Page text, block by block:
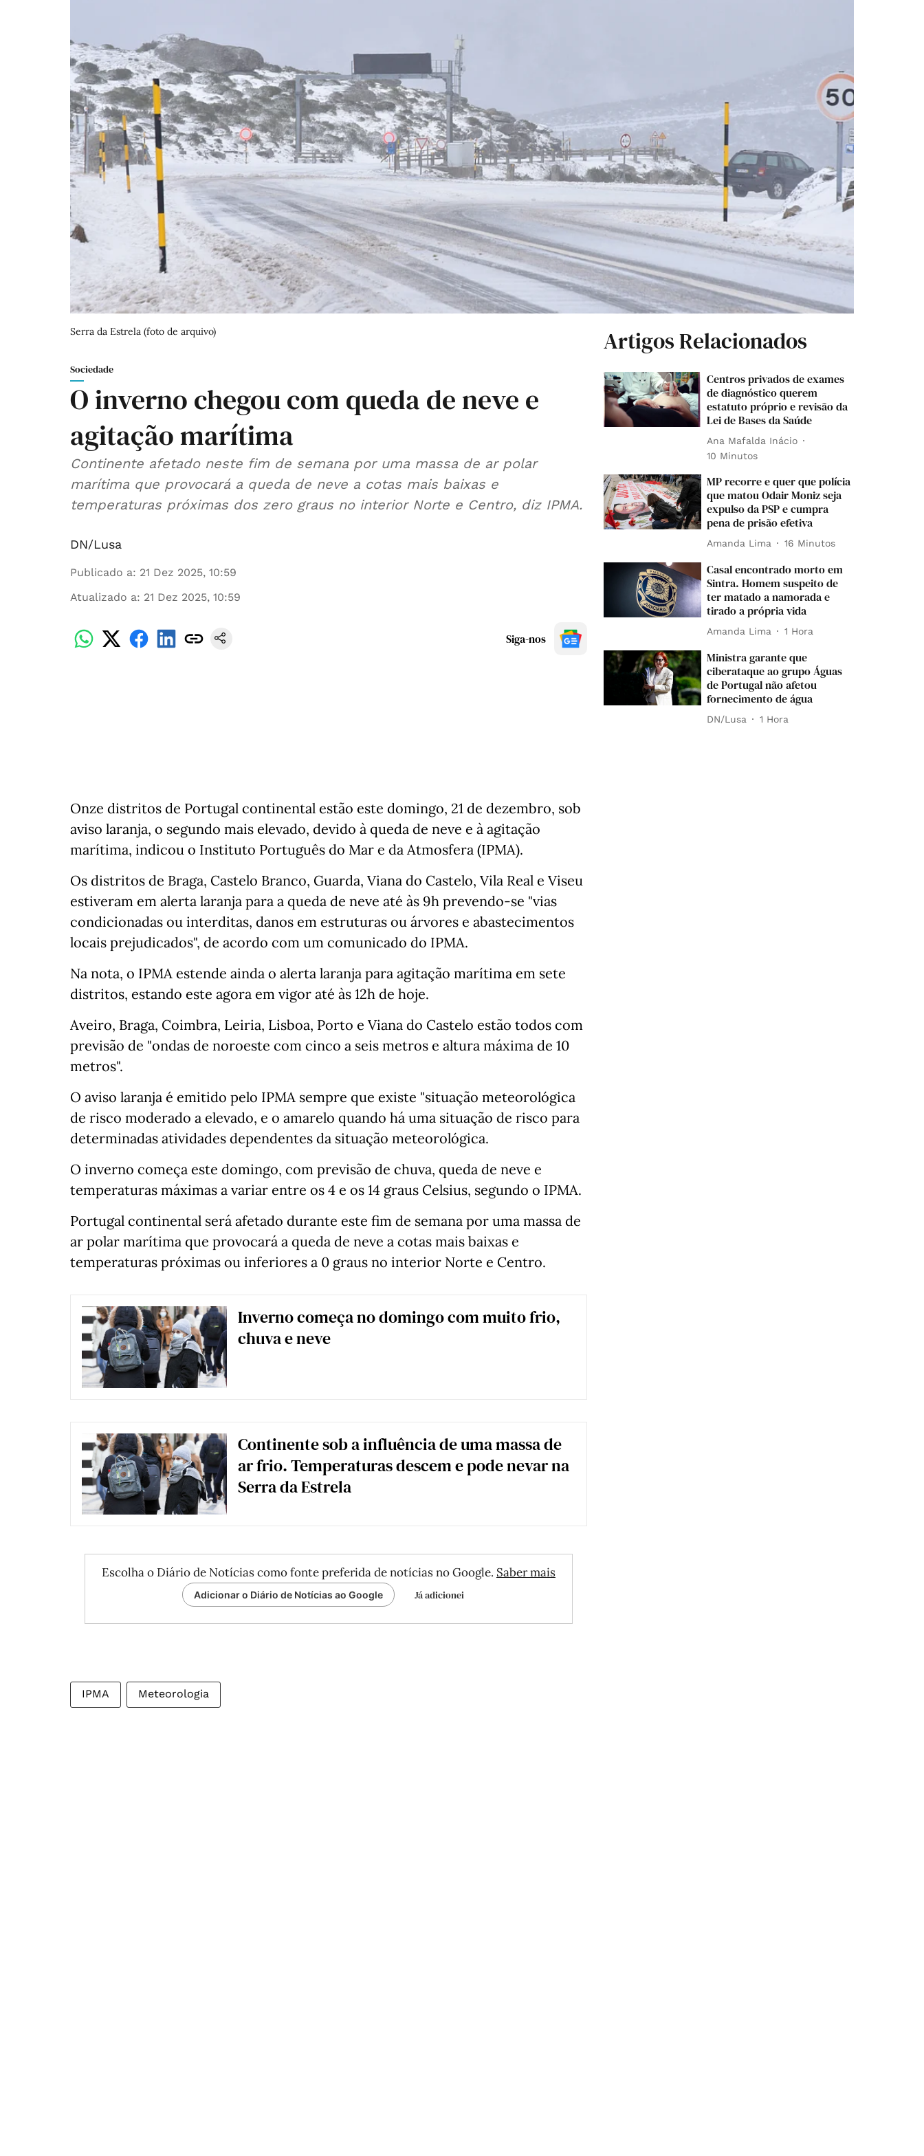
Serra da Estrela (foto de arquivo)
Sociedade
O inverno chegou com queda de neve e
agitação marítima
Continente afetado neste fim de semana por uma massa de ar polar
marítima que provocará a queda de neve a cotas mais baixas e
temperaturas próximas dos zero graus no interior Norte e Centro, diz IPMA.
DN/Lusa
Publicado a: 21 Dez 2025, 10:59
Atualizado a: 21 Dez 2025, 10:59
Siga-nos
Onze distritos de Portugal continental estão este domingo, 21 de dezembro, sob
aviso laranja, o segundo mais elevado, devido à queda de neve e à agitação
marítima, indicou o Instituto Português do Mar e da Atmosfera (IPMA).
Os distritos de Braga, Castelo Branco, Guarda, Viana do Castelo, Vila Real e Viseu
estiveram em alerta laranja para a queda de neve até às 9h prevendo-se "vias
condicionadas ou interditas, danos em estruturas ou árvores e abastecimentos
locais prejudicados", de acordo com um comunicado do IPMA.
Na nota, o IPMA estende ainda o alerta laranja para agitação marítima em sete
distritos, estando este agora em vigor até às 12h de hoje.
Aveiro, Braga, Coimbra, Leiria, Lisboa, Porto e Viana do Castelo estão todos com
previsão de "ondas de noroeste com cinco a seis metros e altura máxima de 10
metros".
O aviso laranja é emitido pelo IPMA sempre que existe "situação meteorológica
de risco moderado a elevado, e o amarelo quando há uma situação de risco para
determinadas atividades dependentes da situação meteorológica.
O inverno começa este domingo, com previsão de chuva, queda de neve e
temperaturas máximas a variar entre os 4 e os 14 graus Celsius, segundo o IPMA.
Portugal continental será afetado durante este fim de semana por uma massa de
ar polar marítima que provocará a queda de neve a cotas mais baixas e
temperaturas próximas ou inferiores a 0 graus no interior Norte e Centro.
Inverno começa no domingo com muito frio,
chuva e neve
Continente sob a influência de uma massa de
ar frio. Temperaturas descem e pode nevar na
Serra da Estrela
Escolha o Diário de Notícias como fonte preferida de notícias no Google. Saber mais
Adicionar o Diário de Notícias ao Google Já adicionei
IPMA Meteorologia
Artigos Relacionados
Centros privados de exames
de diagnóstico querem
estatuto próprio e revisão da
Lei de Bases da Saúde
Ana Mafalda Inácio
10 Minutos
MP recorre e quer que polícia
que matou Odair Moniz seja
expulso da PSP e cumpra
pena de prisão efetiva
Amanda Lima 16 Minutos
Casal encontrado morto em
Sintra. Homem suspeito de
ter matado a namorada e
tirado a própria vida
Amanda Lima 1 Hora
Ministra garante que
ciberataque ao grupo Águas
de Portugal não afetou
fornecimento de água
DN/Lusa 1 Hora